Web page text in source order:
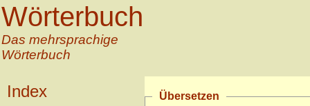
Wörterbuch
Das mehrsprachige
Wörterbuch
Index Übersetzen